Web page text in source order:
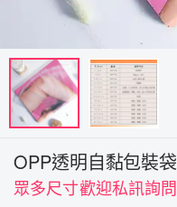
OPP透明自黏包裝袋
眾多尺寸歡迎私訊詢問